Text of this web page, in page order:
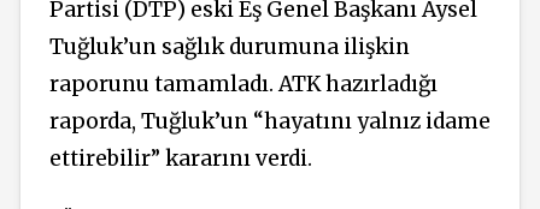
Partisi (DTP) eski Eş Genel Başkanı Aysel
Tuğluk’un sağlık durumuna ilişkin
raporunu tamamladı. ATK hazırladığı
raporda, Tuğluk’un “hayatını yalnız idame
ettirebilir” kararını verdi.